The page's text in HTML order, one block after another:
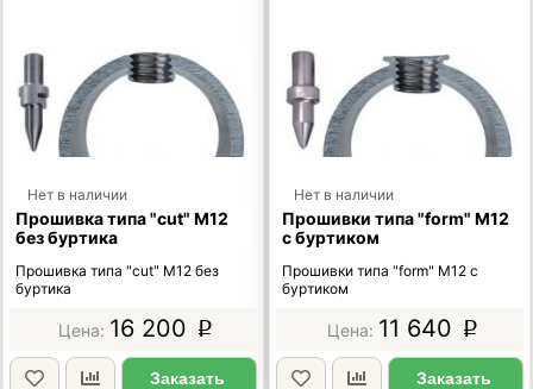
Нет в наличии
Прошивка типа "cut" М12
без буртика
Прошивка типа "cut" М12 без
буртика
16 200 p
Заказать
Нет в наличии
Прошивки типа "form" М12
с буртиком
Прошивки типа "form" М12 с
буртиком
11 640 p
Заказать